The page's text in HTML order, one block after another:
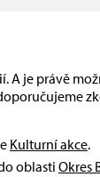
je právě
Kulturní akce.
oblastiOkres